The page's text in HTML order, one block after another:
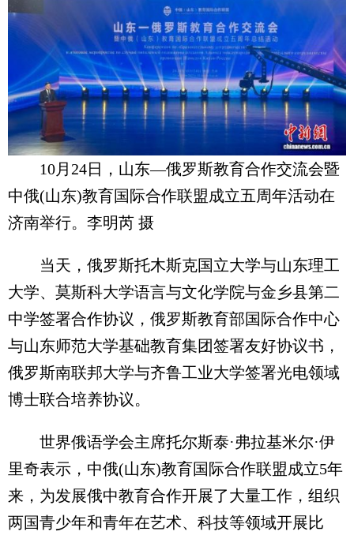
10月24日，山东—俄罗斯教育合作交流会暨
中俄(山东)教育国际合作联盟成立五周年活动在
济南举行。李明芮 摄
当天，俄罗斯托木斯克国立大学与山东理工
大学、莫斯科大学语言与文化学院与金乡县第二
中学签署合作协议，俄罗斯教育部国际合作中心
与山东师范大学基础教育集团签署友好协议书，
俄罗斯南联邦大学与齐鲁工业大学签署光电领域
博士联合培养协议。
世界俄语学会主席托尔斯泰·弗拉基米尔·伊
里奇表示，中俄(山东)教育国际合作联盟成立5年
来，为发展俄中教育合作开展了大量工作，组织
两国青少年和青年在艺术、科技等领域开展比